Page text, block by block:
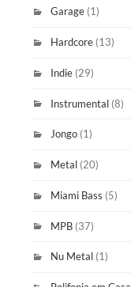
Garage (1)
Hardcore (13)
Indie (29)
Instrumental (8)
Jongo (1)
Metal (20)
Miami Bass (5)
MPB (37)
Nu Metal (1)